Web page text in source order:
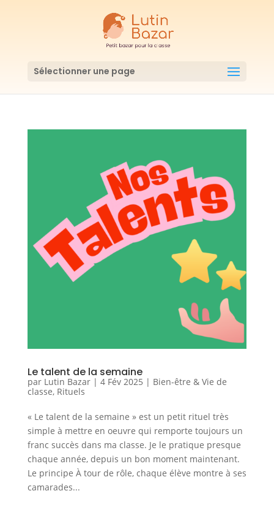
Sélectionner une page
Le talent de la semaine
par Lutin Bazar| 4 Fév 2025 | Bien-être & Vie de
classe, Rituels
« Le talent de la semaine » est un petit rituel très
simple à mettre en oeuvre qui remporte toujours un
franc succès dans ma classe. Je le pratique presque
chaque année, depuis un bon moment maintenant.
Le principe À tour de rôle, chaque élève montre à ses
camarades...